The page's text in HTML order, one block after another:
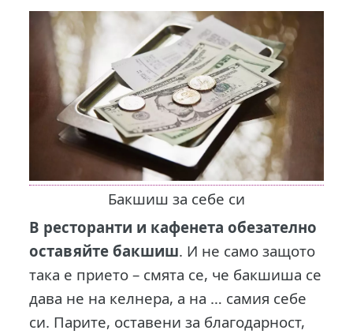
Бакшиш за себе си
В ресторанти и кафенета обезателно
оставяйте бакшиш. И не само защото
така е прието – смята се, че бакшиша се
дава не на келнера, а на … самия себе
си. Парите, оставени за благодарност,